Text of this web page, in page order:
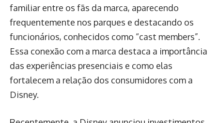
familiar entre os fãs da marca, aparecendo
frequentemente nos parques e destacando os
funcionários, conhecidos como “cast members”.
Essa conexão com a marca destaca a importância
das experiências presenciais e como elas
fortalecem a relação dos consumidores com a
Disney.